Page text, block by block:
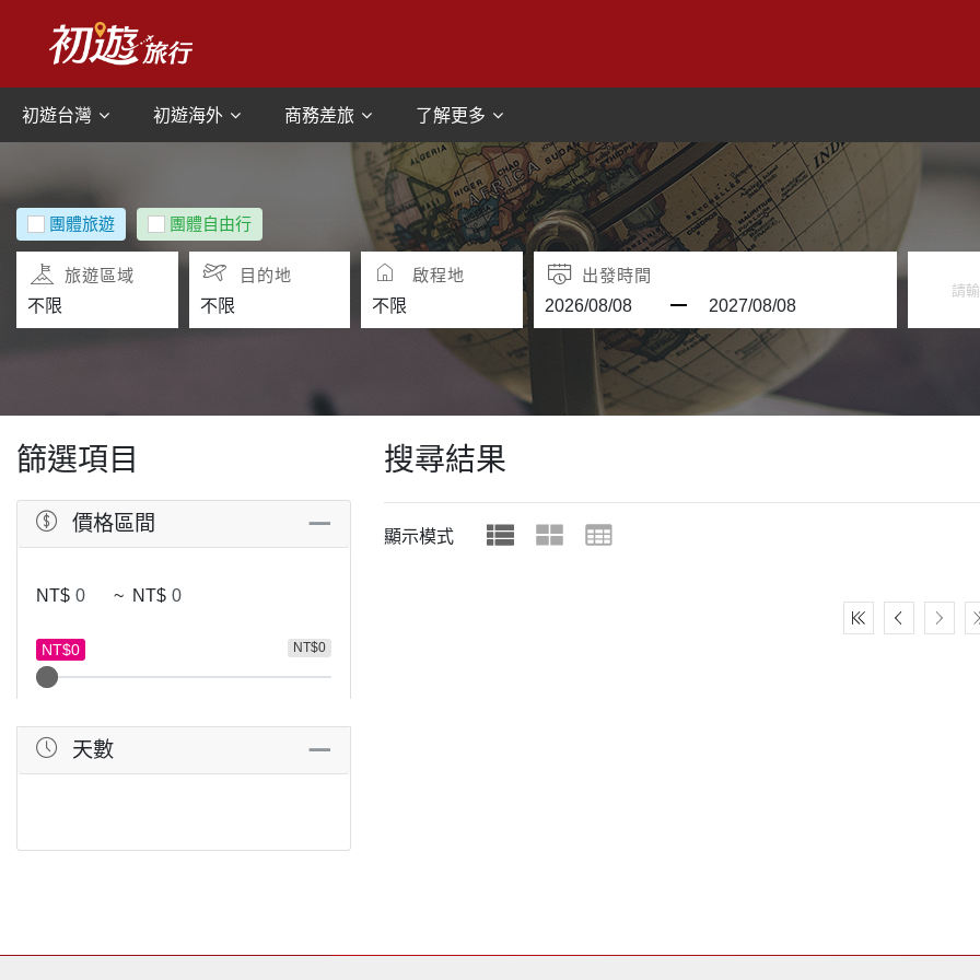
初遊台灣 初遊海外 商務差旅 了解更多
團體旅遊 團體自由行
旅遊區域 目的地 啟程地 出發時間
篩選項目
價格區間
NT$ ~ NT$
NT$0
NT$0
天數
搜尋結果
顯示模式